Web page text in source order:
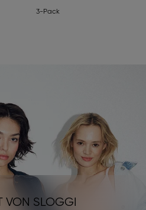
3-Pack
VON SLOGGI